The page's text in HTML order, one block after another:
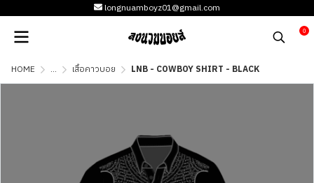
longnuamboyz01@gmail.com
0
HOME ... เสื้อคาวบอย LNB - COWBOY SHIRT - BLACK